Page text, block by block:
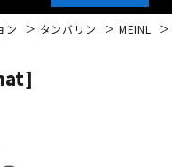
ン タンバリン MEINL